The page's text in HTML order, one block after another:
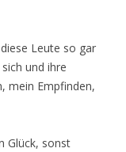
Leute so gar
und ihre
mein Empfinden,
Glück, sonst